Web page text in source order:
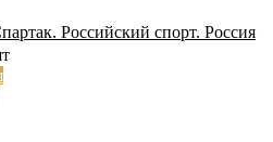
Российский спорт. Россия